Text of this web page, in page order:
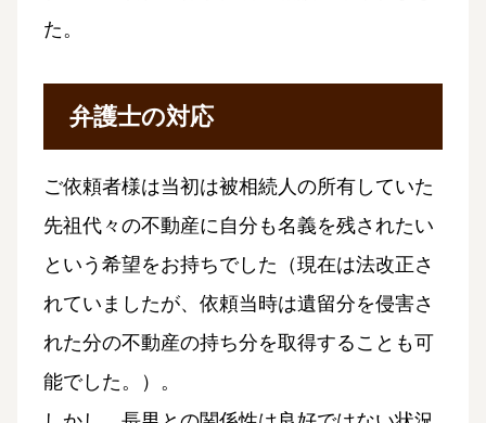
た。
弁護士の対応
ご依頼者様は当初は被相続人の所有していた
先祖代々の不動産に自分も名義を残されたい
という希望をお持ちでした（現在は法改正さ
れていましたが、依頼当時は遺留分を侵害さ
れた分の不動産の持ち分を取得することも可
能でした。）。